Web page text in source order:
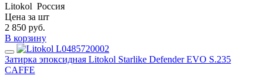
Litokol Россия
Цена за шт
2 850 руб.
В корзину
Затирка эпоксидная Litokol Starlike Defender EVO S.235
CAFFE